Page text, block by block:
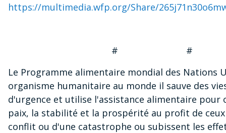
https://multimedia.wfp.org/Share/
# #
Le Programme alimentaire mondial des Nations
organisme humanitaire au monde il sauve des
d'urgence et utilise l'assistance alimentaire pour
paix, la stabilité et la prospérité au profit de
conflit ou d'une catastrophe ou subissent les